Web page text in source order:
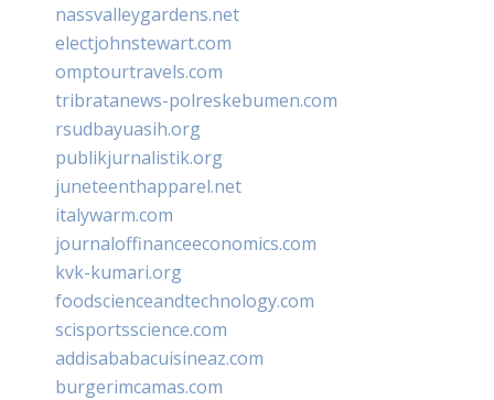
nassvalleygardens.net
electjohnstewart.com
omptourtravels.com
tribratanews-polreskebumen.com
rsudbayuasih.org
publikjurnalistik.org
juneteenthapparel.net
italywarm.com
journaloffinanceeconomics.com
kvk-kumari.org
foodscienceandtechnology.com
scisportsscience.com
addisababacuisineaz.com
burgerimcamas.com